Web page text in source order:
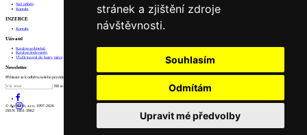
stránek a zjištění zdroje
návštěvnosti.
Souhlasím
Odmítám
Upravit mé předvolby
Náš příběh
Kontakt
INZERCE
Kontakt
Uživatel
Katalog architektů
Katalog dodavatelů
Vložit inzerát do burzy práce
Newsletter
Přihlaste se k odběru našeho pravidelného týdenního newsletteru:
Fill in „nospam“
© Archiweb, s.r.o. 1997-2026
ISSN: 1801-3902